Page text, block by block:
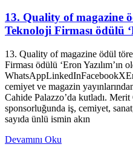
13. Quality of magazine
Teknoloji Firması ödülü
13. Quality of magazine ödül
Firması ödülü ‘Eron Yazılım’ın
cemiyet ve magazin
Cahide Palazzo’da kutladı.
sponsorluğunda iş, cemiyet,
sayıda ünlü ismin akın
Devamını Oku